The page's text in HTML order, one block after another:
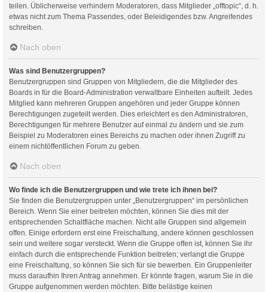
teilen. Üblicherweise verhindern Moderatoren, dass Mitglieder „offtopic“, d. h.
etwas nicht zum Thema Passendes, oder Beleidigendes bzw. Angreifendes
schreiben.
Nach oben
Was sind Benutzergruppen?
Benutzergruppen sind Gruppen von Mitgliedern, die die Mitglieder des
Boards in für die Board-Administration verwaltbare Einheiten aufteilt. Jedes
Mitglied kann mehreren Gruppen angehören und jeder Gruppe können
Berechtigungen zugeteilt werden. Dies erleichtert es den Administratoren,
Berechtigungen für mehrere Benutzer auf einmal zu ändern und sie zum
Beispiel zu Moderatoren eines Bereichs zu machen oder ihnen Zugriff zu
einem nichtöffentlichen Forum zu geben.
Nach oben
Wo finde ich die Benutzergruppen und wie trete ich ihnen bei?
Sie finden die Benutzergruppen unter „Benutzergruppen“ im persönlichen
Bereich. Wenn Sie einer beitreten möchten, können Sie dies mit der
entsprechenden Schaltfläche machen. Nicht alle Gruppen sind allgemein
offen. Einige erfordern erst eine Freischaltung, andere können geschlossen
sein und weitere sogar versteckt. Wenn die Gruppe offen ist, können Sie ihr
einfach durch die entsprechende Funktion beitreten; verlangt die Gruppe
eine Freischaltung, so können Sie sich für sie bewerben. Ein Gruppenleiter
muss daraufhin Ihren Antrag annehmen. Er könnte fragen, warum Sie in die
Gruppe aufgenommen werden möchten. Bitte belästige keinen